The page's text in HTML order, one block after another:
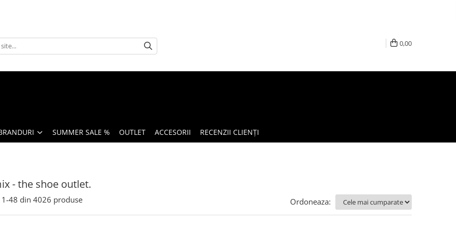
0,00
SUMMER SALE % OUTLET ACCESORII RECENZII CLIENȚI
- the shoe outlet.
1-48 din 4026 produse Ordoneaza: